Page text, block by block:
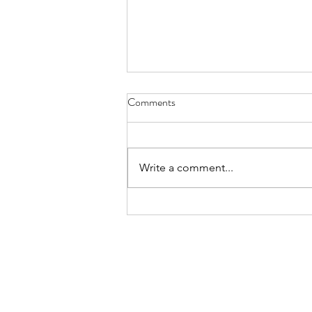
রিভার্স এজিং, একটি আয়ুর্বেদিক দৃষ্টিকোণ
অন্য একটি নিবন্ধে, আধুনিক ওষুধের ক্ষেত্রে
Comments
Write a comment...